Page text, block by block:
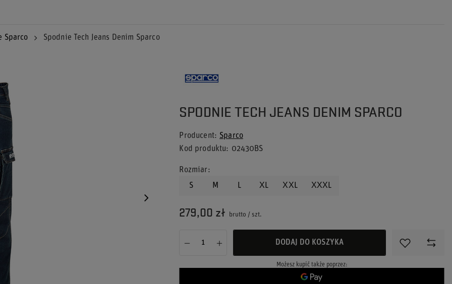
Sparco Spodnie Tech Jeans Denim Sparco
SPODNIE TECH JEANS DENIM SPARCO
Producent
Sparco
Kod produktu
02430BS
Rozmiar
S
M L XL XXL XXXL
279,00 zł brutto / szt.
DODAJ DO KOSZYKA
Możesz kupić także poprzez: